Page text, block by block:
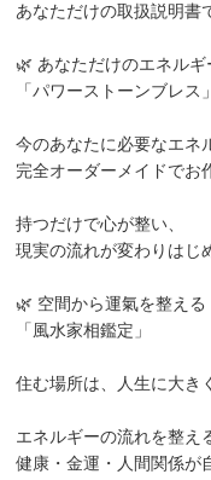
あなただけの取扱説明書
🌿 あなただけのエネルギ
「パワーストーンブレス」
今のあなたに必要なエネ
完全オーダーメイドでお
持つだけで心が整い、
現実の流れが変わりはじ
🌿 空間から運氣を整える
「風水家相鑑定」
住む場所は、人生に大き
エネルギーの流れを整え
健康・金運・人間関係が